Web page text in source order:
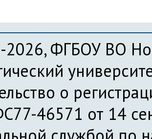
ФГБОУ ВО
о
46571 от 14